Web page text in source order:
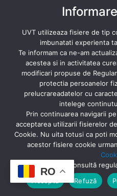
Pregătire
martie -
RO
UVT utilizeaza fisiere de tip
imbunatati experienta
Te informam ca ne-am
acestea si in activitatea
modificari propuse de
protectia persoanelor
prelucrareadatelor cu
intelege
Prin continuarea navigarii
acceptarea utilizarii fisierelor
Cookie. Nu uita totusi ca poti
acestor fisiere cookie
Consultă
Acceptă
Refuză